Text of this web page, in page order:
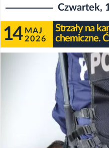
Czwartek,
14 MAJ
2026
Strzały na
chemiczne.